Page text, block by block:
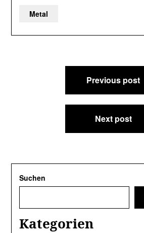
Metal
Beitragsnavigation
Previous post
Next post
Suchen
Kategorien